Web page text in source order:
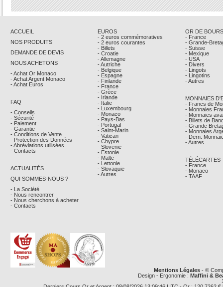
ACCUEIL
NOS PRODUITS
DEMANDE DE DEVIS
NOUS ACHETONS
- Achat Or Monaco
- Achat Argent Monaco
- Achat Euros
FAQ
- Conseils
- Sécurité
- Paiement
- Garantie
- Conditions de Vente
- Protection des Données
- Abréviations utilisées
- Contacts
ACTUALITÉS
QUI SOMMES-NOUS ?
- La Société
- Nous rencontrer
- Nous cherchons à acheter
- Contacts
EUROS
- 2 euros commémoratives
- 2 euros courantes
- Billets
- Croatie
- Allemagne
- Autriche
- Belgique
- Espagne
- Finlande
- France
- Grèce
- Irlande
- Italie
- Luxembourg
- Monaco
- Pays-Bas
- Portugal
- Saint-Marin
- Vatican
- Chypre
- Slovenie
- Estonie
- Malte
- Lettonie
- Slovaquie
- Autres
OR DE
- France
- Grande-
- Suisse
- Mexique
- USA
- Divers
- Lingots
- Lingotins
- Autres
MONNAIES
- Francs de
- Monnaies
- Monnaies
- Billets de
- Grande
- Monnaies
- Dern.
- Autres
TÉLÉCARTES
- France
- Monaco
- TAAF
Mentions Légales- ©
Design - Ergonomie : Maffini &